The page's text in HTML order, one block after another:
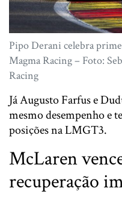
Pipo Derani celebra
Magma Racing – Foto:
Racing
JáAugusto Farfuse
mesmo desempenho e
posições na LMGT3.
McLaren
recuperação